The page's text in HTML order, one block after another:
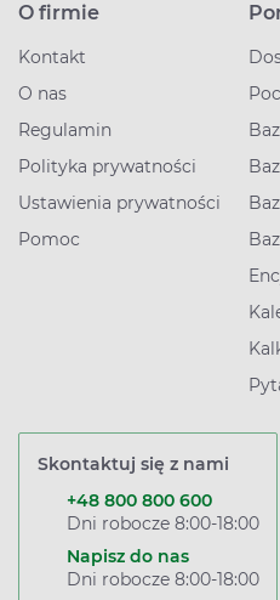
O firmie
Kontakt
O nas
Regulamin
Polityka prywatności
Ustawienia prywatności
Pomoc
Skontaktuj się z nami
+48 800 800 600
Dni robocze 8:00-18:00
Napisz do nas
Dni robocze 8:00-18:00